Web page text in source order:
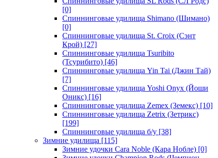
[0]
Спиннинговые удилища Shimano (Шимано)
[0]
Спиннинговые удилища St. Croix (Сэнт
Крой) [27]
Спиннинговые удилища Tsuribito
(Тсурибито) [46]
Спиннинговые удилища Yin Tai (Джин Тай)
[7]
Спиннинговые удилища Yoshi Onyx (Йоши
Оникс) [16]
Спиннинговые удилища Zemex (Земекс) [10]
Спиннинговые удилища Zetrix (Зетрикс)
[199]
Спиннинговые удилища б/у [38]
Зимние удилища [115]
Зимние удочки Cara Noble (Кара Нобле) [0]